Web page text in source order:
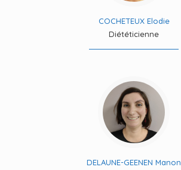
COCHETEUX Elodie
Diététicienne
DELAUNE-GEENEN Manon